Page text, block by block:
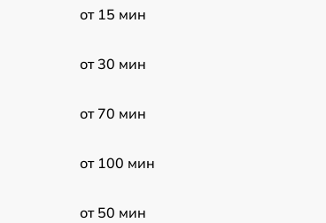
от 15 мин
от 30 мин
от 70 мин
от 100 мин
от 50 мин